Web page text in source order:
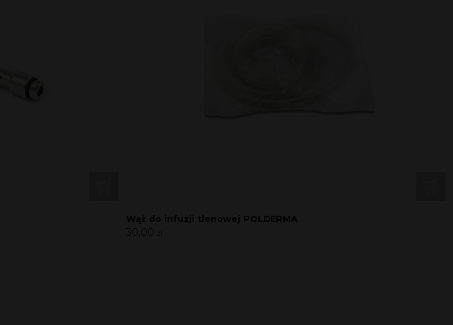
Wąż do infuzji tlenowej POLDERMA
30,00 zł